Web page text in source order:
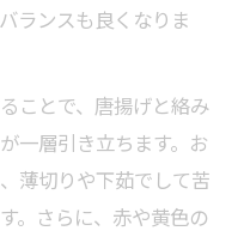
味を抑える調理法
でまろやかな味に
げの組み合わせ術
つゆで優しい味付け
ランスも良くなりま
ことで、唐揚げと絡み
一層引き立ちます。お
薄切りや下茹でして苦
。さらに、赤や黄色の